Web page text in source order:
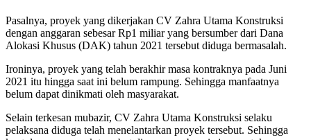
Pasalnya, proyek yang dikerjakan CV Zahra Utama Konstruksi
dengan anggaran sebesar Rp1 miliar yang bersumber dari Dana
Alokasi Khusus (DAK) tahun 2021 tersebut diduga bermasalah.
Ironinya, proyek yang telah berakhir masa kontraknya pada Juni
2021 itu hingga saat ini belum rampung. Sehingga manfaatnya
belum dapat dinikmati oleh masyarakat.
Selain terkesan mubazir, CV Zahra Utama Konstruksi selaku
pelaksana diduga telah menelantarkan proyek tersebut. Sehingga